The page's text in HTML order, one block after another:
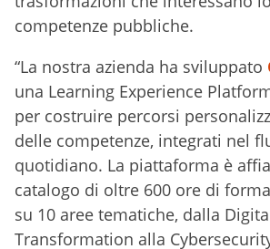
competenze pubbliche.
“La nostra azienda ha sviluppato
una Learning Experience
per costruire percorsi
delle competenze, integrati nel
quotidiano. La piattaforma è
catalogo di oltre 600 ore di
su 10 aree tematiche, dalla
Transformation alla